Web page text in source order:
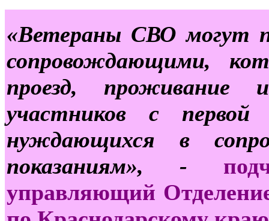
«Ветераны СВО могут
сопровождающими,
проезд,
участников с первой
нуждающихся в
показаниям», -
управляющий